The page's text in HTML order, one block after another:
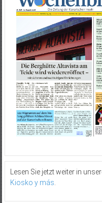
Lesen Sie jetzt weiter in
Kiosko y más.